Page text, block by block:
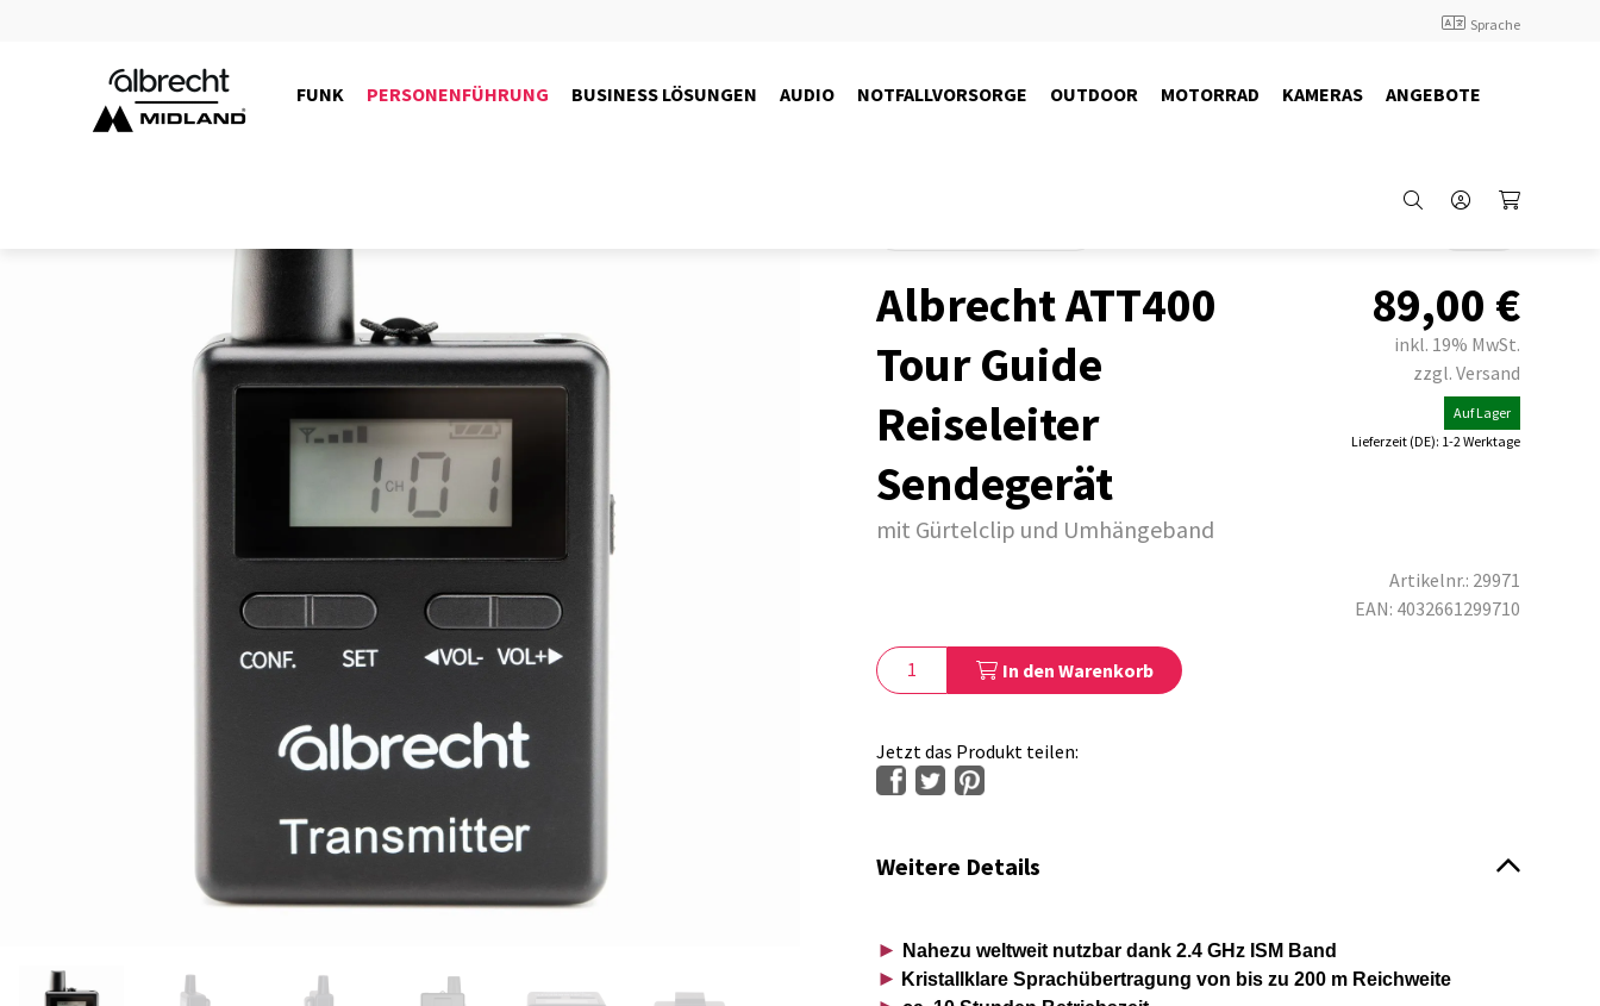
Sprache
FUNK PERSONENFÜHRUNG BUSINESS LÖSUNGEN AUDIO NOTFALLVORSORGE OUTDOOR MOTORRAD KAMERAS ANGEBOTE
Albrecht ATT400
Tour Guide
Reiseleiter
Sendegerät
mit Gürtelclip und Umhängeband
€
89,00
inkl. 19% MwSt.
zzgl. Versand
Auf Lager
Lieferzeit (DE): 1-2 Werktage
Artikelnr.: 29971
EAN: 4032661299710
In den Warenkorb
Jetzt das Produkt teilen:
Weitere Details
► Nahezu weltweit nutzbar dank 2.4 GHz ISM Band
► Kristallklare Sprachübertragung von bis zu 200 m Reichweite